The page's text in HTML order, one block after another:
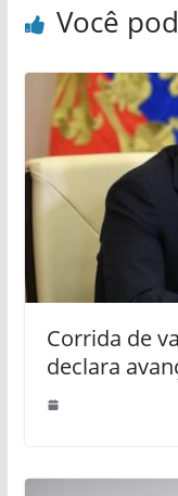
Você
Corrida de
declara